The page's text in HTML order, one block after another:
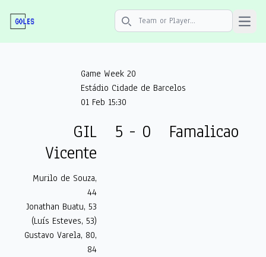
Search icon Open
Game Week 20
Estádio Cidade de Barcelos
01 Feb 15:30
GIL
Vicente
5 - 0 Famalicao
Murilo de Souza,
44
Jonathan Buatu, 53
(Luís Esteves, 53)
Gustavo Varela, 80,
84